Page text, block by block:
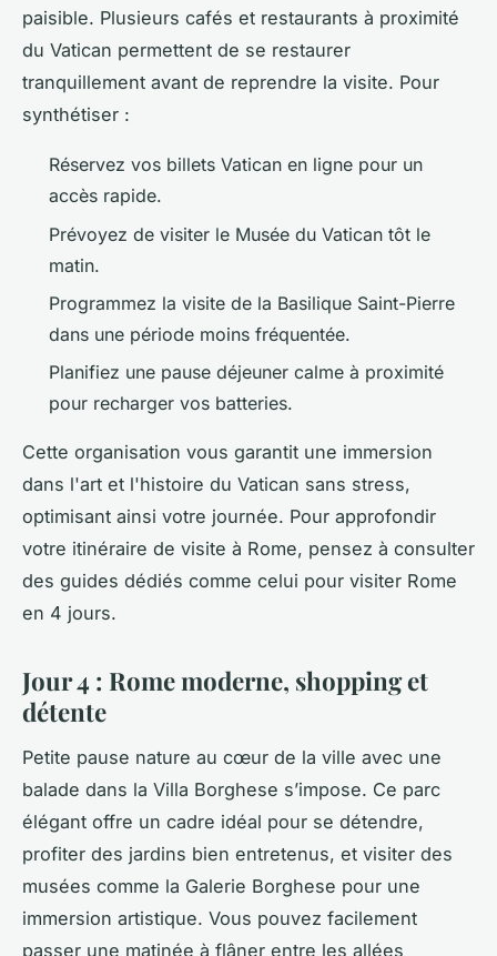
paisible. Plusieurs cafés et restaurants à proximité
du Vatican permettent de se restaurer
tranquillement avant de reprendre la visite. Pour
synthétiser :
Réservez vos billets Vatican en ligne pour un
accès rapide.
Prévoyez de visiter le Musée du Vatican tôt le
matin.
Programmez la visite de la Basilique Saint-Pierre
dans une période moins fréquentée.
Planifiez une pause déjeuner calme à proximité
pour recharger vos batteries.
Cette organisation vous garantit une immersion
dans l'art et l'histoire du Vatican sans stress,
optimisant ainsi votre journée. Pour approfondir
votre itinéraire de visite à Rome, pensez à consulter
des guides dédiés comme celui pour visiter Rome
en 4 jours.
Jour 4 : Rome moderne, shopping et
détente
Petite pause nature au cœur de la ville avec une
balade dans la Villa Borghese s’impose. Ce parc
élégant offre un cadre idéal pour se détendre,
profiter des jardins bien entretenus, et visiter des
musées comme la Galerie Borghese pour une
immersion artistique. Vous pouvez facilement
passer une matinée à flâner entre les allées